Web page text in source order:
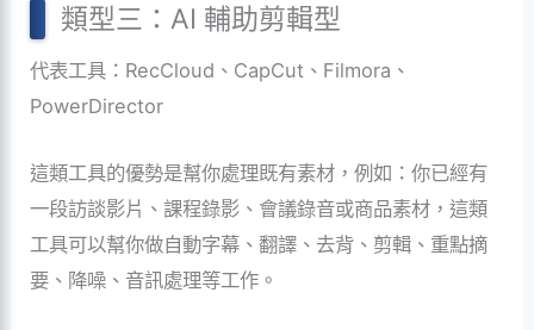
類型三：AI 輔助剪輯型
代表工具：RecCloud、CapCut、Filmora、
PowerDirector
這類工具的優勢是幫你處理既有素材，例如：你已經有
一段訪談影片、課程錄影、會議錄音或商品素材，這類
工具可以幫你做自動字幕、翻譯、去背、剪輯、重點摘
要、降噪、音訊處理等工作。